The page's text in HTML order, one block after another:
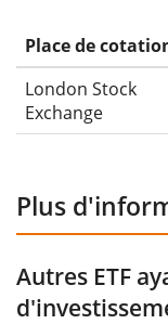
Place de
London Stock
Exchange
Plus
Autres ETF